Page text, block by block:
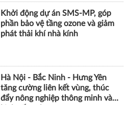
Khởi động dự án SMS-MP, góp
phần bảo vệ tầng ozone và giảm
phát thải khí nhà kính
Hà Nội - Bắc Ninh - Hưng Yên
tăng cường liên kết vùng, thúc
đẩy nông nghiệp thông minh và